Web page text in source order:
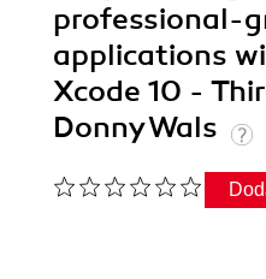
professional-
applications
Xcode 10 -
Donny Wals